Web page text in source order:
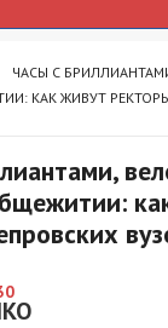
ЧАСЫ С
КАК ЖИВУТ